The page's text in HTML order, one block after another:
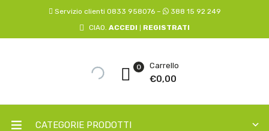
Servizio clienti 0833 958076 –
388 15 92 249
CIAO. ACCEDI REGISTRATI
Carrello
€0,00
0
CATEGORIE PRODOTTI